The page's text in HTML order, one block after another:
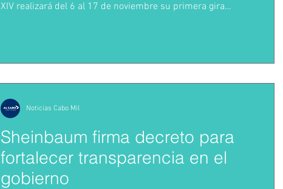
XIV realizará del 6 al 17 de noviembre su primera gira
visitó Chile y Perú. Marcando así el regreso del Vaticano a
Sheinbaum firma decreto para
fortalecer transparencia en el
gobierno
Noticias Cabo Mil